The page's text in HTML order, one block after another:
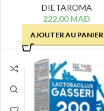
AMPOULES
DIETAROMA
222,00MAD
AJOUTER AU PANIER